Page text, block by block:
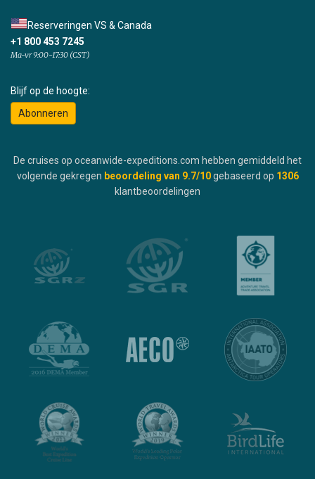
Reserveringen VS & Canada
+1 800 453 7245
Ma-vr 9:00-17:30 (CST)
Blijf op de hoogte:
Abonneren
De cruises op oceanwide-expeditions.com hebben gemiddeld het
volgende gekregen beoordeling van 9.7/10 gebaseerd op 1306
klantbeoordelingen